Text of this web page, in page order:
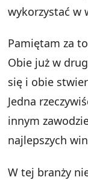
wykorzystać w
Pamiętam za
Obie już w
się i obie
Jedna
innym
najlepszych
W tej branży